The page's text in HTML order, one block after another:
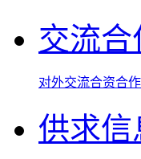
交流合
对外交流合资合作
供求信